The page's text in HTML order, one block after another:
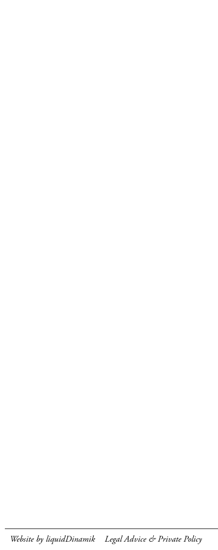
Website by liquidDinamik Legal Advice & Private Policy